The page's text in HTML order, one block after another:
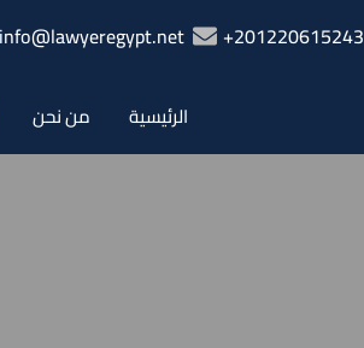
201220615243+
info@lawyeregypt.net
الرئيسية من نحن